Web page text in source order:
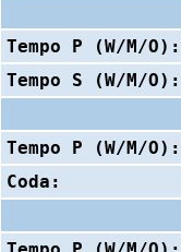
Tempo P (W/M/O):
Tempo S (W/M/O):
Tempo P (W/M/O):
Coda: